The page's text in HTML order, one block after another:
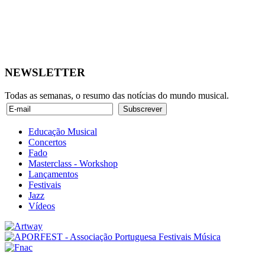
NEWSLETTER
Todas as semanas, o resumo das notícias do mundo musical.
Educação Musical
Concertos
Fado
Masterclass - Workshop
Lançamentos
Festivais
Jazz
Vídeos